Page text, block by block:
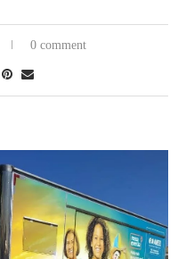
0 comment